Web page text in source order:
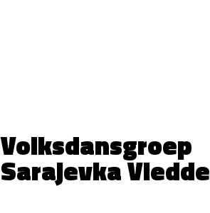
Volksdansgroep
Sarajevka